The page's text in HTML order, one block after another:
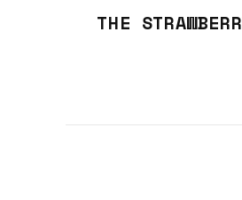
THE